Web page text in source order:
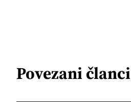
Povezani članci